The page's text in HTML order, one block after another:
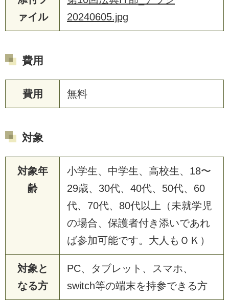
ァイル
20240605.jpg
費用
費用 無料
対象
対象年
齢
小学生、中学生、高校生、18〜
29歳、30代、40代、50代、60
代、70代、80代以上（未就学児
の場合、保護者付き添いであれ
ば参加可能です。大人もＯＫ）
対象と
なる方
PC、タブレット、スマホ、
switch等の端末を持参できる方